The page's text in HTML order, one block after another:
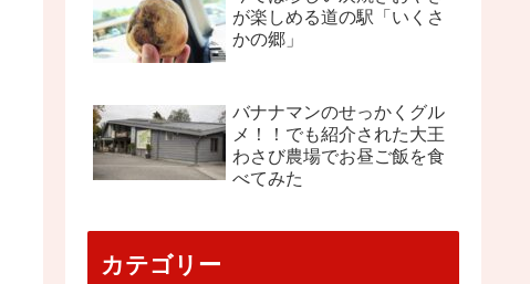
が楽しめる道の駅「いくさ
かの郷」
バナナマンのせっかくグル
メ！！でも紹介された大王
わさび農場でお昼ご飯を食
べてみた
カテゴリー